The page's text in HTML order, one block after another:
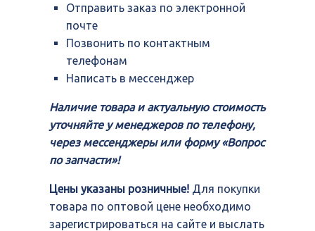
Отправить заказ по электронной
почте
Позвонить по контактным
телефонам
Написать в мессенджер
Наличие товара и актуальную стоимость
уточняйте у менеджеров по телефону,
через мессенджеры или форму «Вопрос
по запчасти»!
Цены указаны розничные! Для покупки
товара по оптовой цене необходимо
зарегистрироваться на сайте и выслать